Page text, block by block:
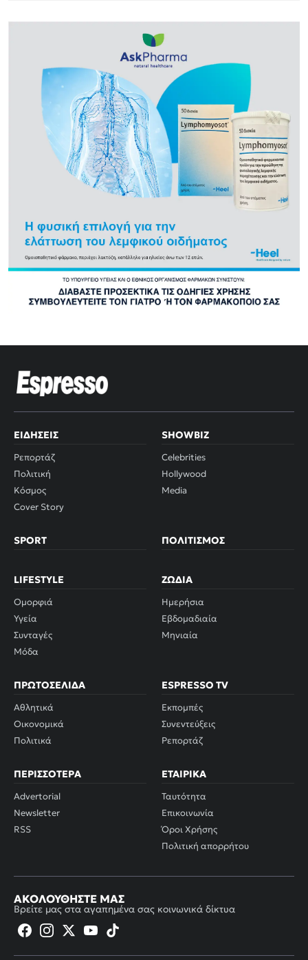
ΕΙΔΉΣΕΙΣ
Ρεπορτάζ
Πολιτική
Κόσμος
Cover Story
SHOWBIZ
Celebrities
Hollywood
Media
SPORT ΠΟΛΙΤΙΣΜΌΣ
LIFESTYLE
Ομορφιά
Υγεία
Συνταγές
Μόδα
ΖΏΔΙΑ
Ημερήσια
Εβδομαδιαία
Μηνιαία
ΠΡΩΤΟΣΈΛΙΔΑ
Αθλητικά
Οικονομικά
Πολιτικά
ESPRESSO TV
Εκπομπές
Συνεντεύξεις
Ρεπορτάζ
ΠΕΡΙΣΣΌΤΕΡΑ
Advertorial
Newsletter
RSS
ΕΤΑΙΡΙΚΆ
Ταυτότητα
Επικοινωνία
Όροι Χρήσης
Πολιτική απορρήτου
ΑΚΟΛΟΥΘΉΣΤΕ ΜΑΣ
Βρείτε μας στα αγαπημένα σας κοινωνικά δίκτυα